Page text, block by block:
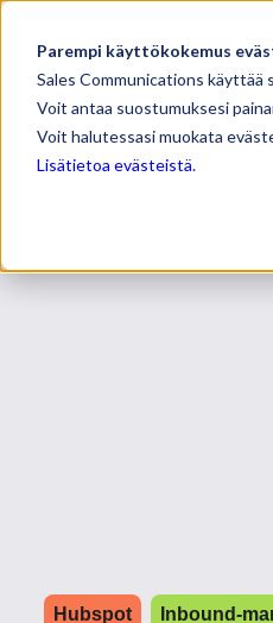
Parempi käyttökokemus
Sales Communications käyttää
Voit antaa suostumuksesi
Voit halutessasi muokata
Lisätietoa evästeistä.
Hubspot Inbound-